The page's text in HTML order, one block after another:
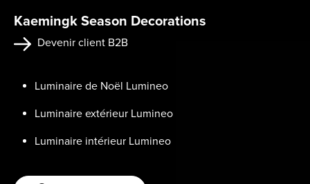
Kaemingk Season Decorations
Devenir client B2B
Luminaire de Noël Lumineo
Luminaire extérieur Lumineo
Luminaire intérieur Lumineo